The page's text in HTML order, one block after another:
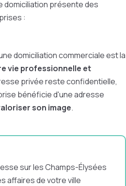
domiciliation présente des
:
domiciliation commerciale est la
vie professionnelle et
privée reste confidentielle,
bénéficie d'une adresse
son image.
sur les Champs-Élysées
affaires de votre ville